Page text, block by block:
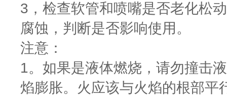
3，检查软管和喷嘴是否老化松
腐蚀，判断是否影响使用。
注意：
1。如果是液体燃烧，请勿撞击
焰膨胀。火应该与火焰的根部平